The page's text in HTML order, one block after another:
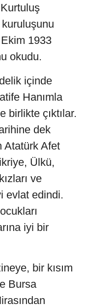
kuruluşunu
1933
okudu.
içinde
Hanımla
birlikte çıktılar.
dek
Atatürk Afet
Ülkü,
ve
evlat edindi.
iyi bir
bir kısım
Bursa